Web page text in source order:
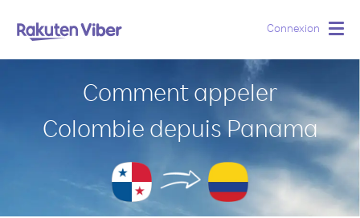
Connexion
Comment appeler
Colombie depuis Panama